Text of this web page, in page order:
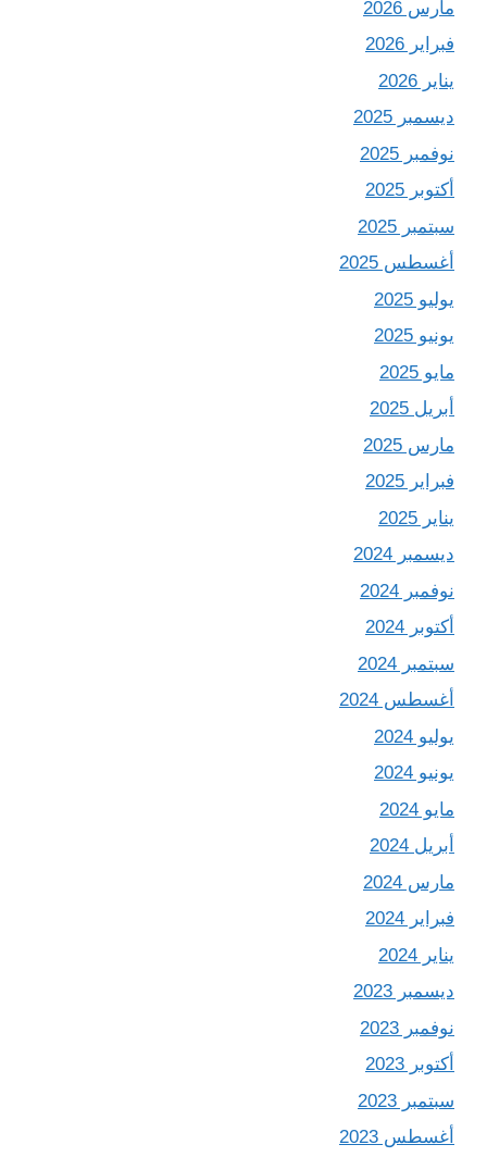
مارس 2026
فبراير 2026
يناير 2026
ديسمبر 2025
نوفمبر 2025
أكتوبر 2025
سبتمبر 2025
أغسطس 2025
يوليو 2025
يونيو 2025
مايو 2025
أبريل 2025
مارس 2025
فبراير 2025
يناير 2025
ديسمبر 2024
نوفمبر 2024
أكتوبر 2024
سبتمبر 2024
أغسطس 2024
يوليو 2024
يونيو 2024
مايو 2024
أبريل 2024
مارس 2024
فبراير 2024
يناير 2024
ديسمبر 2023
نوفمبر 2023
أكتوبر 2023
سبتمبر 2023
أغسطس 2023